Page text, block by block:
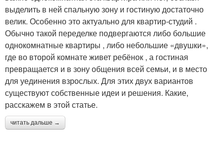
выделить в ней спальную зону и гостиную достаточно
велик. Особенно это актуально для квартир-студий .
Обычно такой переделке подвергаются либо большие
однокомнатные квартиры , либо небольшие «двушки»,
где во второй комнате живет ребёнок , а гостиная
превращается и в зону общения всей семьи, и в место
для уединения взрослых. Для этих двух вариантов
существуют собственные идеи и решения. Какие,
расскажем в этой статье.
читать дальше →